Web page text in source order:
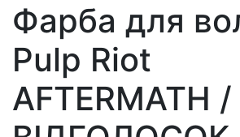
Фарба для
Pulp Riot
AFTERMATH /